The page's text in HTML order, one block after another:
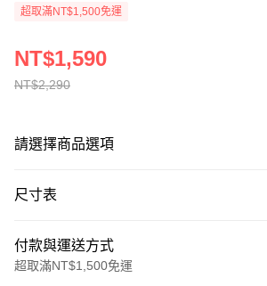
超取滿NT$1,500免運
NT$2,290
NT$1,590
請選擇商品選項
尺寸表
付款與運送方式
超取滿NT$1,500免運